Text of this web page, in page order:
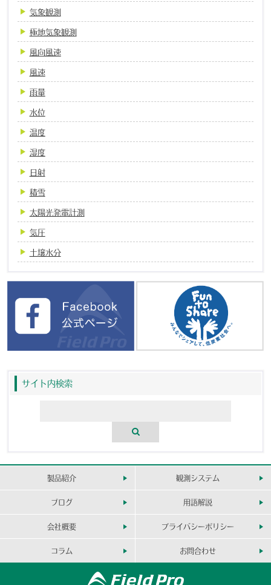
気象観測
極地気象観測
風向風速
風速
雨量
水位
温度
湿度
日射
積雪
太陽光発電計測
気圧
土壌水分
サイト内検索
製品紹介 観測システム
ブログ 用語解説
会社概要 プライバシーポリシー
コラム お問合わせ